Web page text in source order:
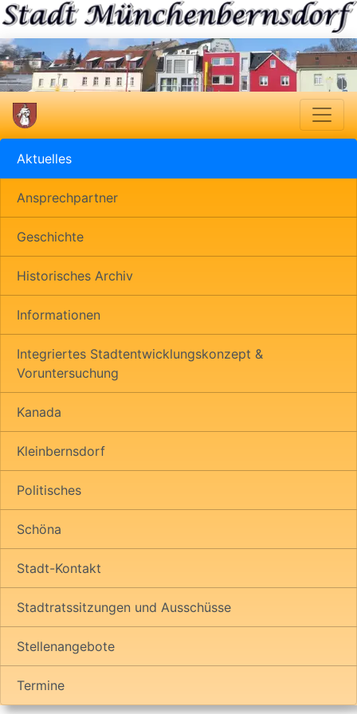
Aktuelles
Ansprechpartner
Geschichte
Historisches Archiv
Informationen
Integriertes Stadtentwicklungskonzept &
Voruntersuchung
Kanada
Kleinbernsdorf
Politisches
Schöna
Stadt-Kontakt
Stadtratssitzungen und Ausschüsse
Stellenangebote
Termine